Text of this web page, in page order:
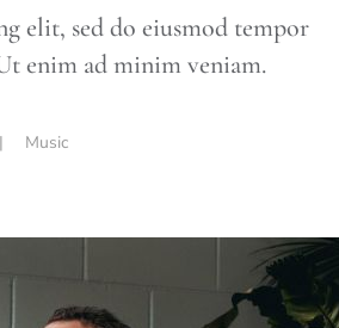
elit, sed do eiusmod tempor
enim ad minim veniam.
| Music